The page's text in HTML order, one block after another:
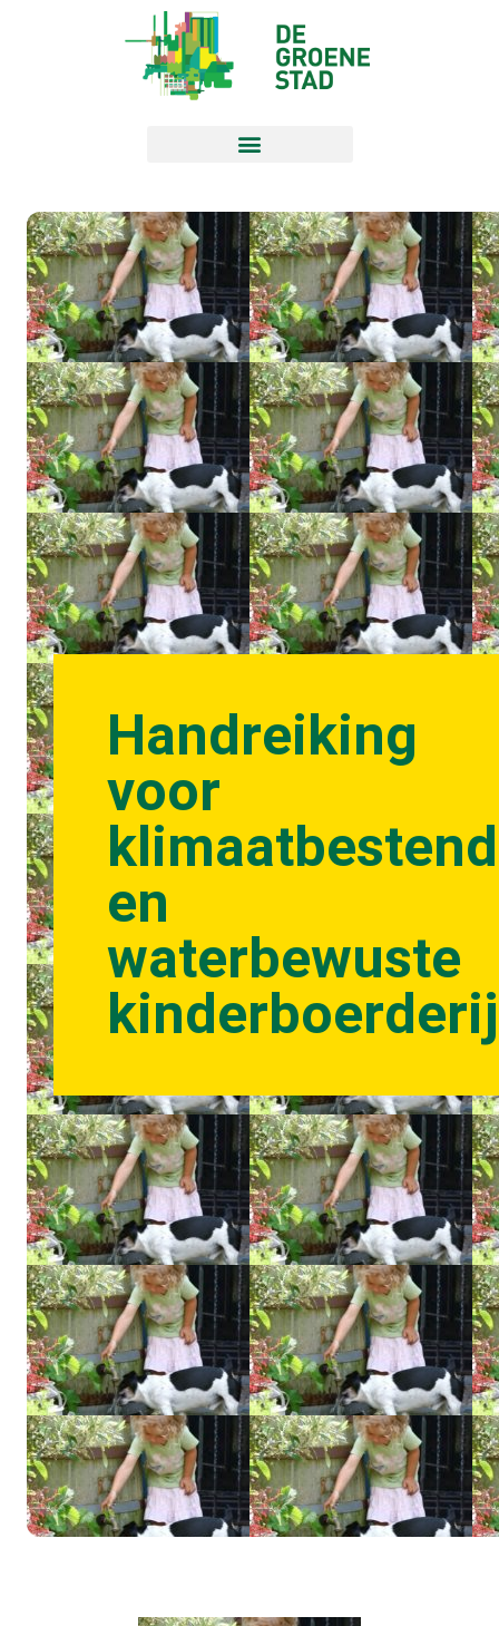
Handreiking
voor
en
waterbewuste